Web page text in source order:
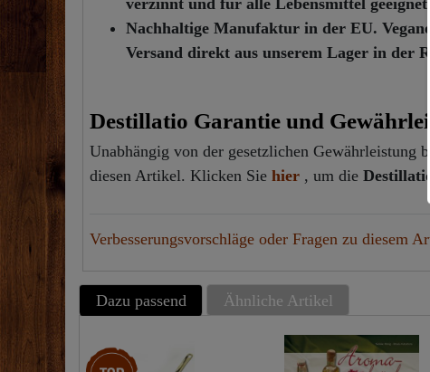
verzinnt und für alle Lebensmittel geeignet
Nachhaltige Manufaktur in der EU.
Versand direkt aus unserem Lager in der
Destillatio Garantie und
Unabhängig von der gesetzlichen
diesen Artikel. Klicken Sie hier, um die
Verbesserungsvorschläge oder Fragen zu diesem
Dazu passend Ähnliche Artikel
Top-Artikel